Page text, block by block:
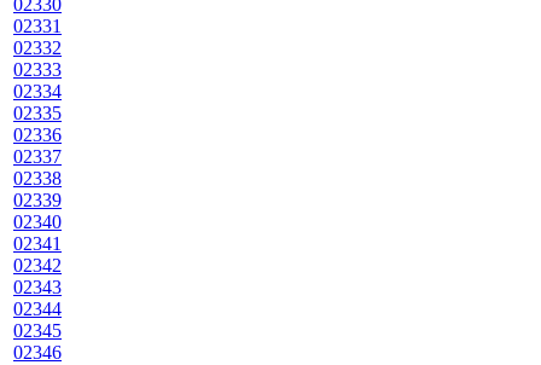
02330
02331
02332
02333
02334
02335
02336
02337
02338
02339
02340
02341
02342
02343
02344
02345
02346